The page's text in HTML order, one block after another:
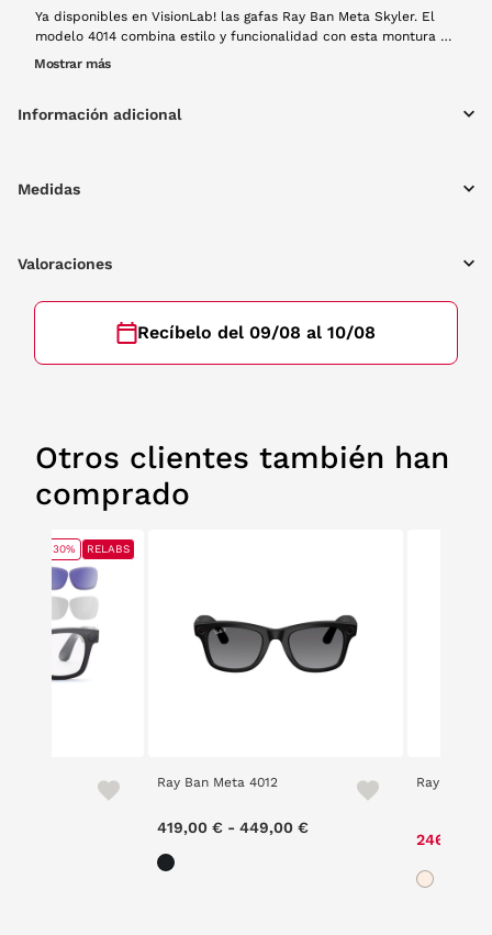
Ya disponibles en VisionLab! las gafas Ray Ban Meta Skyler. El
modelo 4014 combina estilo y funcionalidad con esta montura en
negro y de forma redondeada. Captura momentos con su cámara
momento del día gracias a su diseño elegante y resistencia al
Mostrar más
Información adicional
Medidas
Valoraciones
Recíbelo del 09/08 al 10/08
Otros clientes también han
comprado
30% RELABS
Ray Ban Meta 4012
419,00 € - 449,00 €
Ray Ban
246,75 €